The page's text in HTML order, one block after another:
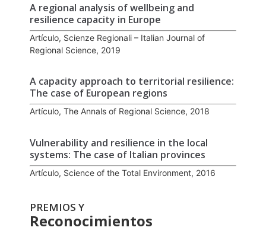
A regional analysis of wellbeing and
resilience capacity in Europe
Artículo, Scienze Regionali – Italian Journal of
Regional Science, 2019
A capacity approach to territorial resilience:
The case of European regions
Artículo, The Annals of Regional Science, 2018
Vulnerability and resilience in the local
systems: The case of Italian provinces
Artículo, Science of the Total Environment, 2016
PREMIOS Y
Reconocimientos